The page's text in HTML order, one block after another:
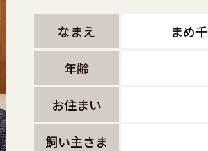
なまえ まめ
年齢
お住まい
飼い主さま